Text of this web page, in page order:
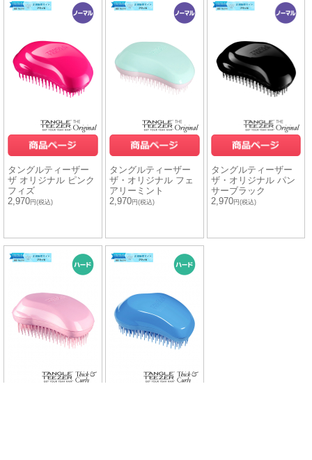
タングルティーザー
ザ オリジナル ピンク
フィズ
2,970円(税込)
タングルティーザー
ザ・オリジナル フェ
アリーミント
2,970円(税込)
タングルティーザー
ザ・オリジナル パン
サーブラック
2,970円(税込)